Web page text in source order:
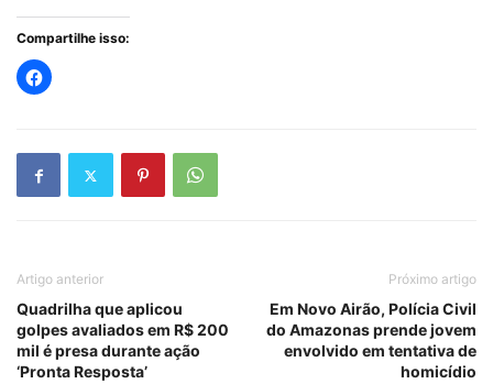
Compartilhe isso:
Artigo anterior
Quadrilha que aplicou
golpes avaliados em R$ 200
mil é presa durante ação
‘Pronta Resposta’
Próximo artigo
Em Novo Airão, Polícia Civil
do Amazonas prende jovem
envolvido em tentativa de
homicídio